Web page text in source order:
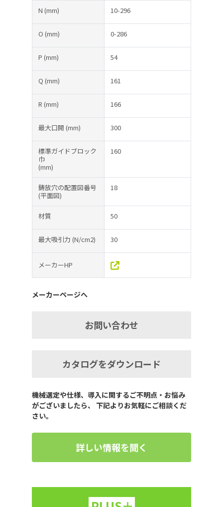
N (mm) 10-296
O (mm) 0-286
P (mm) 54
Q (mm) 161
R (mm) 166
最大口開 (mm) 300
標準ガイドブロック
巾
(mm)
160
鋳放穴の配置図番号
(平面図)
18
材質 50
最大吸引力 (N/cm2) 30
メーカーHP
メーカーページへ
お問い合わせ
カタログをダウンロード
機械選定や仕様、導入に関するご不明点・お悩み
がございましたら、 下記よりお気軽にご相談くだ
さい。
詳しい情報を聞く